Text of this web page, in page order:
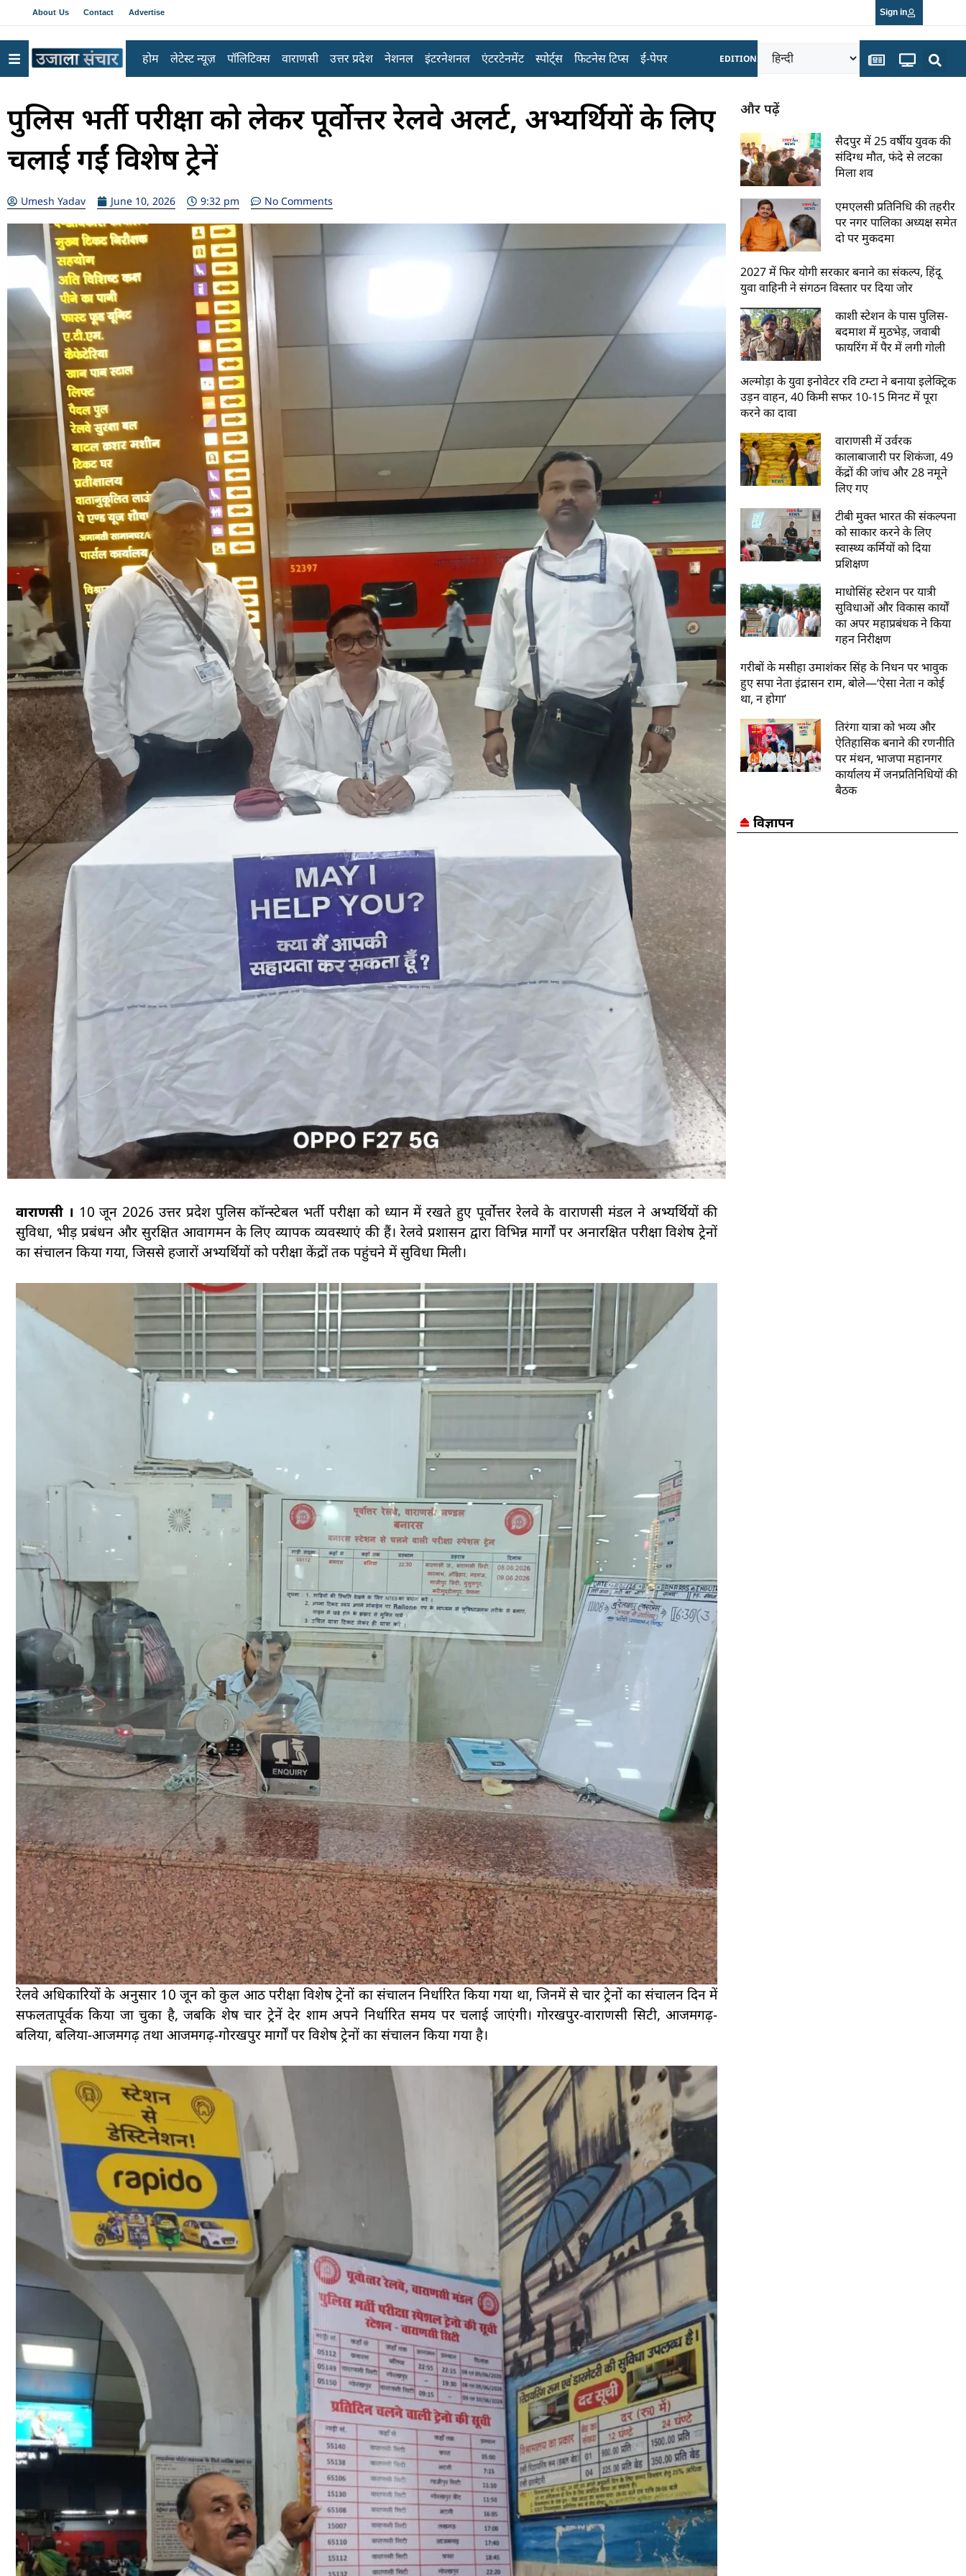
About Us Contact Advertise Sign in
होम लेटेस्ट न्यूज़ पॉलिटिक्स वाराणसी उत्तर प्रदेश नेशनल इंटरनेशनल एंटरटेनमेंट स्पोर्ट्स फिटनेस टिप्स ई-पेपर EDITION
पुलिस भर्ती परीक्षा को लेकर पूर्वोत्तर रेलवे अलर्ट, अभ्यर्थियों के लिए
चलाई गईं विशेष ट्रेनें
Umesh Yadav June 10, 2026 9:32 pm No Comments
वाराणसी । 10 जून 2026 उत्तर प्रदेश पुलिस कॉन्स्टेबल भर्ती परीक्षा को ध्यान में रखते हुए पूर्वोत्तर रेलवे के वाराणसी मंडल ने अभ्यर्थियों की
सुविधा, भीड़ प्रबंधन और सुरक्षित आवागमन के लिए व्यापक व्यवस्थाएं की हैं। रेलवे प्रशासन द्वारा विभिन्न मार्गों पर अनारक्षित परीक्षा विशेष ट्रेनों
का संचालन किया गया, जिससे हजारों अभ्यर्थियों को परीक्षा केंद्रों तक पहुंचने में सुविधा मिली।
रेलवे अधिकारियों के अनुसार 10 जून को कुल आठ परीक्षा विशेष ट्रेनों का संचालन निर्धारित किया गया था, जिनमें से चार ट्रेनों का संचालन दिन में
सफलतापूर्वक किया जा चुका है, जबकि शेष चार ट्रेनें देर शाम अपने निर्धारित समय पर चलाई जाएंगी। गोरखपुर-वाराणसी सिटी, आजमगढ़-
बलिया, बलिया-आजमगढ़ तथा आजमगढ़-गोरखपुर मार्गों पर विशेष ट्रेनों का संचालन किया गया है।
और पढ़ें
सैदपुर में 25 वर्षीय युवक की
संदिग्ध मौत, फंदे से लटका
मिला शव
एमएलसी प्रतिनिधि की तहरीर
पर नगर पालिका अध्यक्ष समेत
दो पर मुकदमा
2027 में फिर योगी सरकार बनाने का संकल्प, हिंदू
युवा वाहिनी ने संगठन विस्तार पर दिया जोर
काशी स्टेशन के पास पुलिस-
बदमाश में मुठभेड़, जवाबी
फायरिंग में पैर में लगी गोली
अल्मोड़ा के युवा इनोवेटर रवि टम्टा ने बनाया इलेक्ट्रिक
उड़न वाहन, 40 किमी सफर 10-15 मिनट में पूरा
करने का दावा
वाराणसी में उर्वरक
कालाबाजारी पर शिकंजा, 49
केंद्रों की जांच और 28 नमूने
लिए गए
टीबी मुक्त भारत की संकल्पना
को साकार करने के लिए
स्वास्थ्य कर्मियों को दिया
प्रशिक्षण
माधोसिंह स्टेशन पर यात्री
सुविधाओं और विकास कार्यों
का अपर महाप्रबंधक ने किया
गहन निरीक्षण
गरीबों के मसीहा उमाशंकर सिंह के निधन पर भावुक
हुए सपा नेता इंद्रासन राम, बोले—‘ऐसा नेता न कोई
था, न होगा’
तिरंगा यात्रा को भव्य और
ऐतिहासिक बनाने की रणनीति
पर मंथन, भाजपा महानगर
कार्यालय में जनप्रतिनिधियों की
बैठक
विज्ञापन